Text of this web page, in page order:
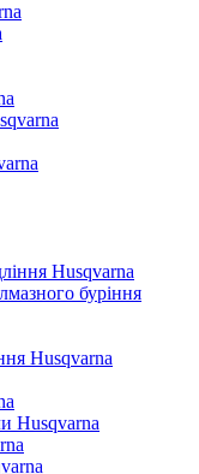
Husqvarna
буріння
Husqvarna
Husqvarna